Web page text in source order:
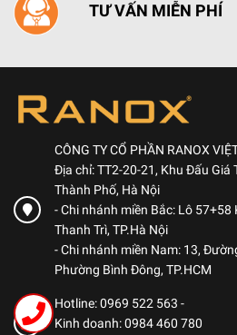
TƯ VẤN MIỄN PHÍ
CÔNG TY CỔ PHẦN RANOX
Địa chỉ: TT2-20-21, Khu Đấu Giá
Thành Phố, Hà Nội
- Chi nhánh miền Bắc: Lô 57+58
Thanh Trì, TP.Hà Nội
- Chi nhánh miền Nam: 13,
Phường Bình Đông, TP.HCM
Hotline: 0969 522 563 -
Kinh doanh: 0984 460 780